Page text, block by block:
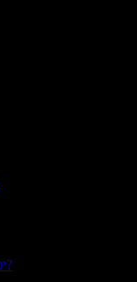
האם Google Docs יכול להקריא לי טקסט?